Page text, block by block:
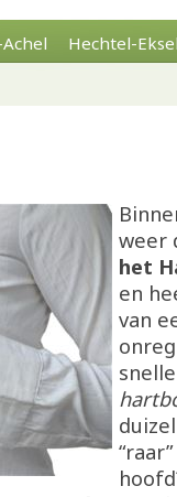
Hechtel-
weer
het
en
van